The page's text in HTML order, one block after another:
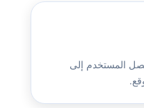
المستخدم إلى